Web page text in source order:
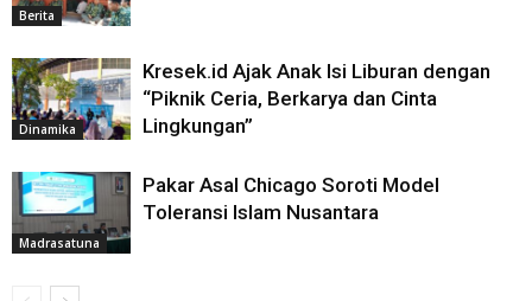
Berita
Dinamika
Kresek.id Ajak Anak Isi Liburan dengan
“Piknik Ceria, Berkarya dan Cinta
Lingkungan”
Madrasatuna
Pakar Asal Chicago Soroti Model
Toleransi Islam Nusantara